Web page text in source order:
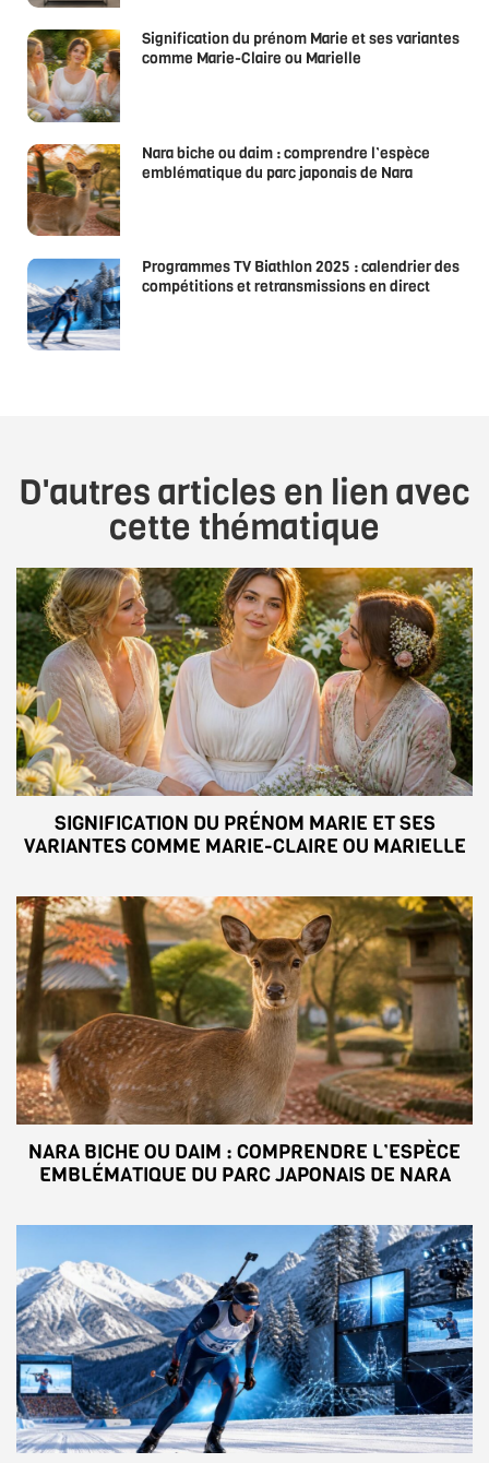
Signification du prénom Marie et ses variantes
comme Marie-Claire ou Marielle
Nara biche ou daim : comprendre l’espèce
emblématique du parc japonais de Nara
Programmes TV Biathlon 2025 : calendrier des
compétitions et retransmissions en direct
D'autres articles en lien avec
cette thématique
SIGNIFICATION DU PRÉNOM MARIE ET SES
VARIANTES COMME MARIE-CLAIRE OU MARIELLE
NARA BICHE OU DAIM : COMPRENDRE L’ESPÈCE
EMBLÉMATIQUE DU PARC JAPONAIS DE NARA